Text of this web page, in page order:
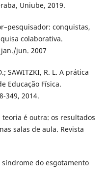
Uniube, 2019.
conquistas,
colaborativa.
jun. 2007
SAWITZKI, R. L. A prática
Educação Física.
349, 2014.
teoria é outra: os resultados
salas de aula. Revista
síndrome do esgotamento